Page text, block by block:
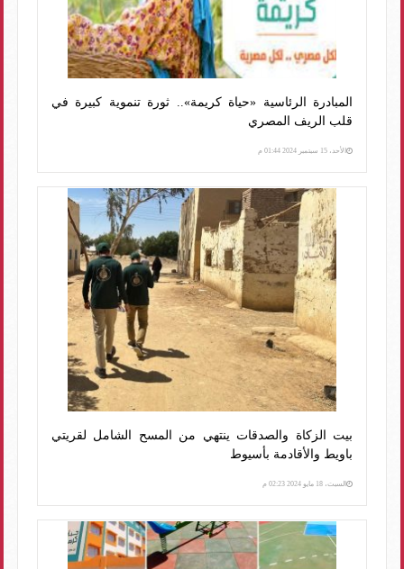
المبادرة الرئاسية «حياة كريمة».. ثورة تنموية كبيرة في
قلب الريف المصري
الأحد، 15 سبتمبر 2024 01:44 م
بيت الزكاة والصدقات ينتهي من المسح الشامل لقريتي
باويط والأقادمة بأسيوط
السبت، 18 مايو 2024 02:23 م